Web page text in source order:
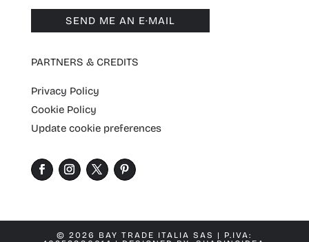
SEND ME AN E·MAIL
PARTNERS & CREDITS
Privacy Policy
Cookie Policy
Update cookie preferences
© 2026 BAY TRADE ITALIA SAS | P.IVA: